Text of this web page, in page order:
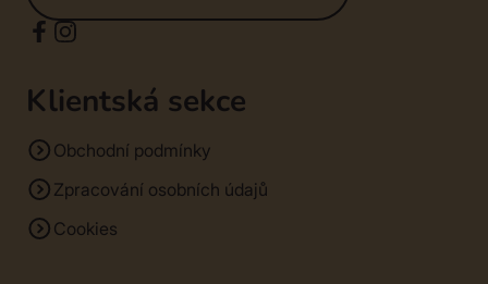
Klientská sekce
Obchodní podmínky
Zpracování osobních údajů
Cookies